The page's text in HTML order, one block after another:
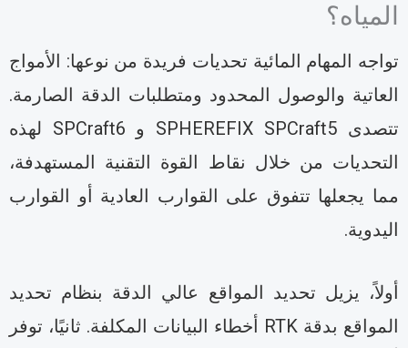
المهام المائية تحديات فريدة من نوعها: الأمواج
والوصول المحدود ومتطلبات الدقة الصارمة.
تتصدى SPHEREFIX SPCraft5 و SPCraft6 لهذه
من خلال نقاط القوة التقنية المستهدفة،
يجعلها تتفوق على القوارب العادية أو القوارب
يزيل تحديد المواقع عالي الدقة بنظام تحديد
المواقع بدقة RTK أخطاء البيانات المكلفة. ثانيًا، توفر